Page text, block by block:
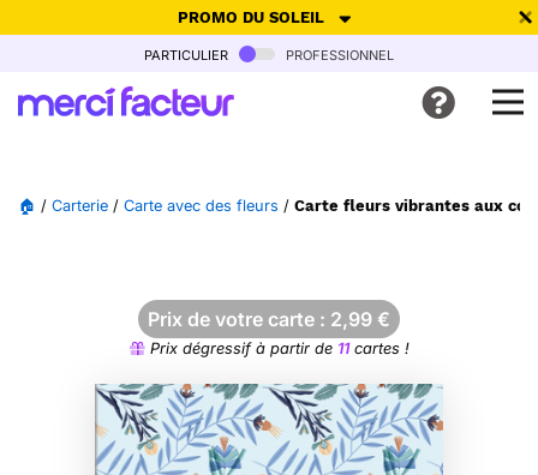
PROMO DU SOLEIL
-30% de réduction avec le code SUMMER26pour envoyer des
Ne plus afficher
particulier professionnel
🏠 / Carterie / Carte avec des fleurs / Carte fleurs vibrantes aux
Prix de votre carte : 2,99 €
Prix dégressif à partir de 11cartes !